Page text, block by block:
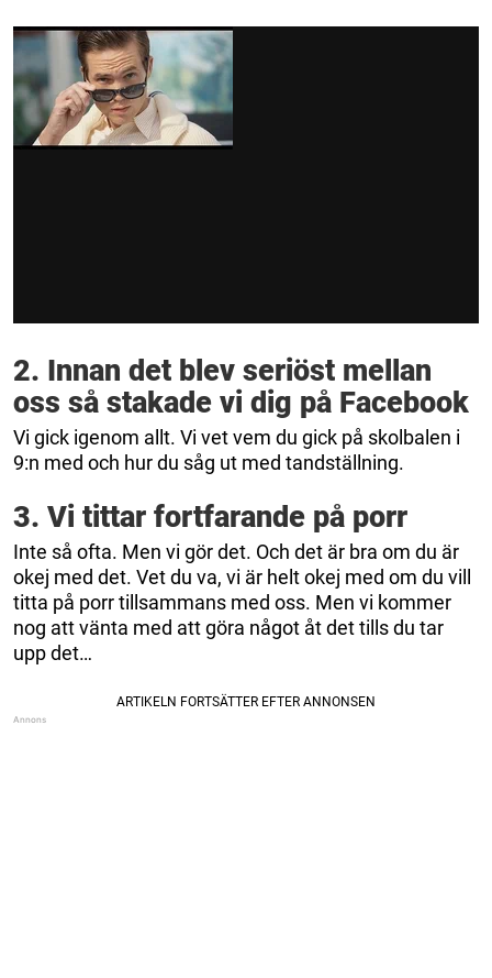
2. Innan det blev seriöst mellan
oss så stakade vi dig på Facebook
Vi gick igenom allt. Vi vet vem du gick på skolbalen i
9:n med och hur du såg ut med tandställning.
3. Vi tittar fortfarande på porr
Inte så ofta. Men vi gör det. Och det är bra om du är
okej med det. Vet du va, vi är helt okej med om du vill
titta på porr tillsammans med oss. Men vi kommer
nog att vänta med att göra något åt det tills du tar
upp det…